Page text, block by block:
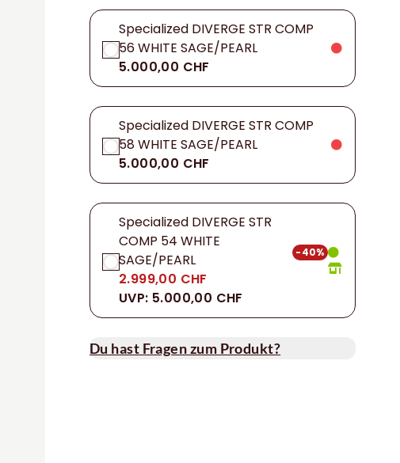
Specialized DIVERGE STR COMP
56 WHITE SAGE/PEARL
5.000,00 CHF
Specialized DIVERGE STR COMP
58 WHITE SAGE/PEARL
5.000,00 CHF
Specialized DIVERGE STR
COMP 54 WHITE
SAGE/PEARL
2.999,00 CHF
UVP: 5.000,00 CHF
-40%
Du hast Fragen zum Produkt?